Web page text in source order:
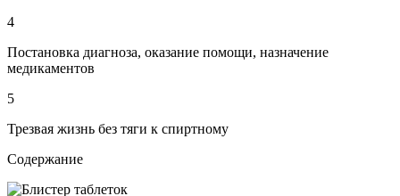
4
Постановка диагноза, оказание помощи, назначение
медикаментов
5
Трезвая жизнь без тяги к спиртному
Содержание